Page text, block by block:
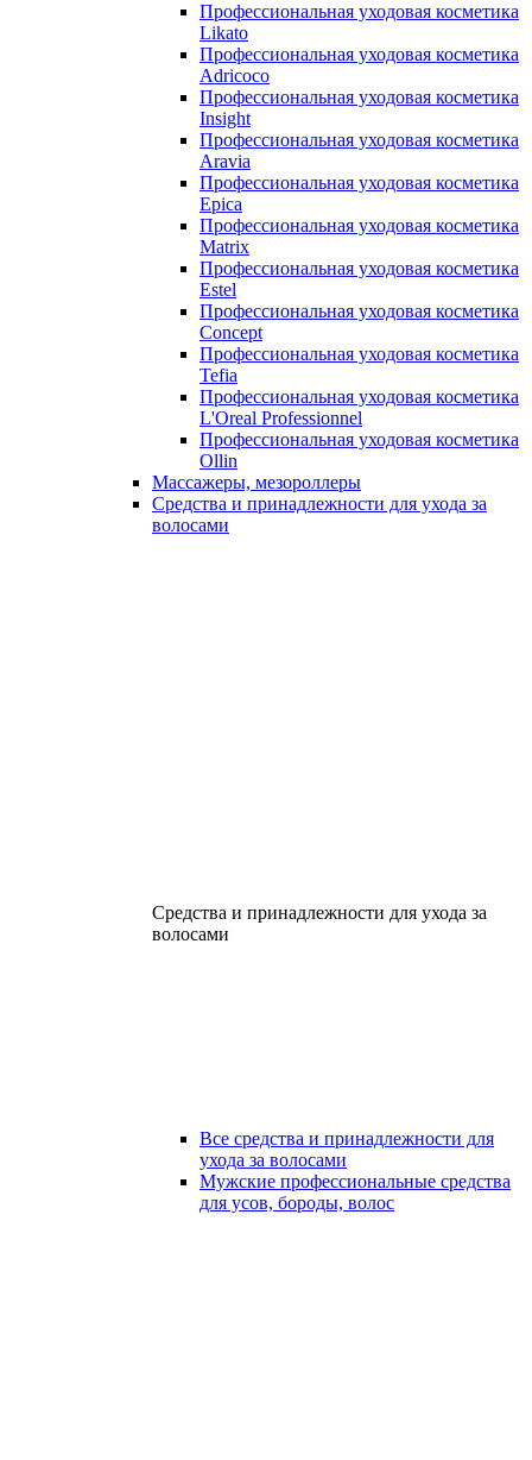
Профессиональная уходовая косметика
Likato
Профессиональная уходовая косметика
Adricoco
Профессиональная уходовая косметика
Insight
Профессиональная уходовая косметика
Aravia
Профессиональная уходовая косметика
Epica
Профессиональная уходовая косметика
Matrix
Профессиональная уходовая косметика
Estel
Профессиональная уходовая косметика
Concept
Профессиональная уходовая косметика
Tefia
Профессиональная уходовая косметика
L'Oreal Professionnel
Профессиональная уходовая косметика
Ollin
Массажеры, мезороллеры
Средства и принадлежности для ухода за
волосами
Средства и принадлежности для ухода за
волосами
Все средства и принадлежности для
ухода за волосами
Мужские профессиональные средства
для усов, бороды, волос